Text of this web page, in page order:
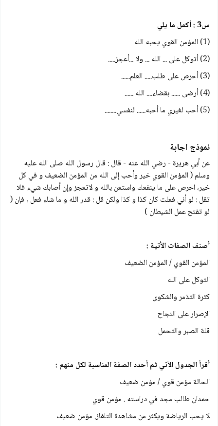
س3 : أكمل ما يلي
(1) المؤمن القوي يحبه الله
(2) أتوكل على ... الله ... ولا ...أعجز.....
(3) أحرص على طلب..... العلم......
(4) أرضى ...... بقضاء.... الله ......
(5) أحب لغيري ما أحبه...... لنفسي........
نموذج اجابة
عن أبي هريرة - رضي الله عنه - قال : قال رسول الله صلى الله عليه
وسلم ( المؤمن القوي خير وأحب إلى الله من المؤمن الضعيف و في كل
خير، احرص على ما ينفعك واستعن بالله و لاتعجز وإن أصابك شيء فلا
تقل : لو أني فعلت كان كذا و كذا ولكن قل : قدر الله و ما شاء فعل ، فإن (
لو تفتح عمل الشيطان )
أصنف الصفات الأتية :
المؤمن القوي / المؤمن الضعيف
التوكل على الله
كثرة التذمر والشكوى
الإصرار على النجاح
قلة الصبر والتحمل
أقرأ الجدول الآتي ثم أحدد الصفة المناسبة لكل منهم :
الحالة مؤمن قوي / مؤمن ضعيف
حمدان طالب مجد في دراسته . مؤمن قوي
لا يحب الرياضة ويكثر من مشاهدة التلفاز. مؤمن ضعيف